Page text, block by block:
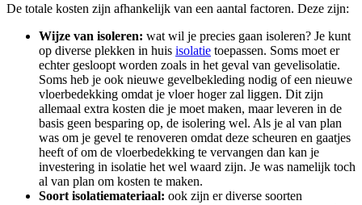
De totale kosten zijn afhankelijk van een aantal factoren. Deze zijn:
Wijze van isoleren: wat wil je precies gaan isoleren? Je kunt
op diverse plekken in huis isolatie toepassen. Soms moet er
echter gesloopt worden zoals in het geval van gevelisolatie.
Soms heb je ook nieuwe gevelbekleding nodig of een nieuwe
vloerbedekking omdat je vloer hoger zal liggen. Dit zijn
allemaal extra kosten die je moet maken, maar leveren in de
basis geen besparing op, de isolering wel. Als je al van plan
was om je gevel te renoveren omdat deze scheuren en gaatjes
heeft of om de vloerbedekking te vervangen dan kan je
investering in isolatie het wel waard zijn. Je was namelijk toch
al van plan om kosten te maken.
Soort isolatiemateriaal: ook zijn er diverse soorten